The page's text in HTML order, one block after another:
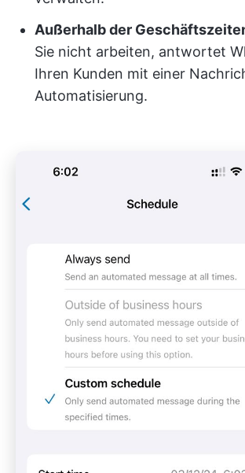
Außerhalb der
Sie nicht arbeiten, antwortet
Ihren Kunden mit einer
Automatisierung.